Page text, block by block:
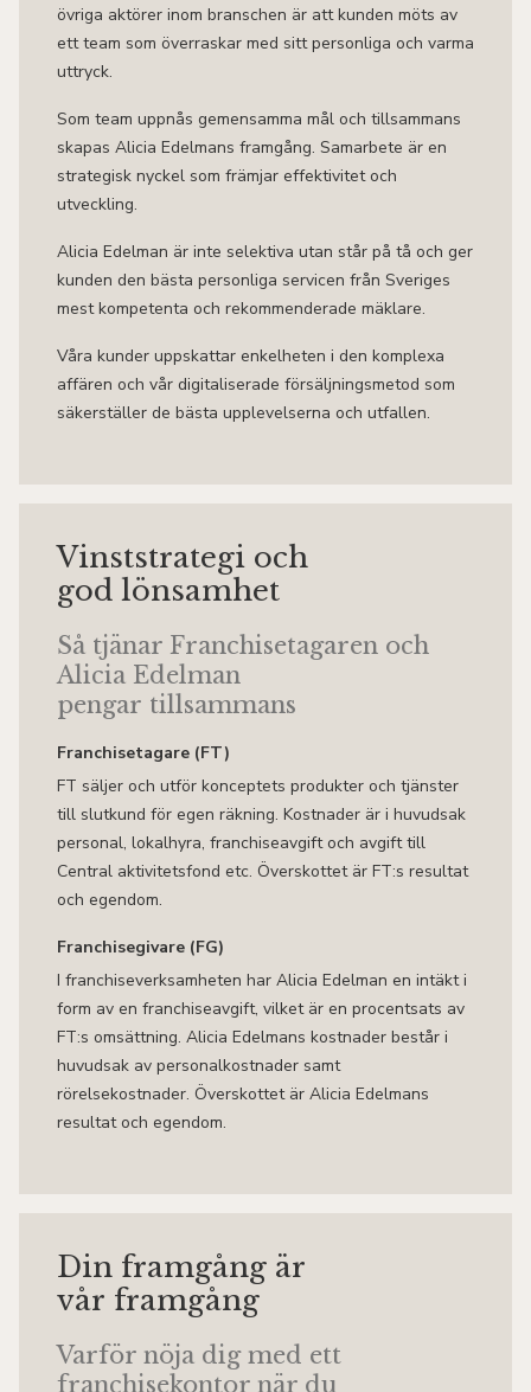
övriga aktörer inom branschen är att kunden möts av
ett team som överraskar med sitt personliga och varma
uttryck.
Som team uppnås gemensamma mål och tillsammans
skapas Alicia Edelmans framgång. Samarbete är en
strategisk nyckel som främjar effektivitet och
utveckling.
Alicia Edelman är inte selektiva utan står på tå och ger
kunden den bästa personliga servicen från Sveriges
mest kompetenta och rekommenderade mäklare.
Våra kunder uppskattar enkelheten i den komplexa
affären och vår digitaliserade försäljningsmetod som
säkerställer de bästa upplevelserna och utfallen.
Vinststrategi och
god lönsamhet
Så tjänar Franchisetagaren och
Alicia Edelman
pengar tillsammans
Franchisetagare (FT)
FT säljer och utför konceptets produkter och tjänster
till slutkund för egen räkning. Kostnader är i huvudsak
personal, lokalhyra, franchiseavgift och avgift till
Central aktivitetsfond etc. Överskottet är FT:s resultat
och egendom.
Franchisegivare (FG)
I franchiseverksamheten har Alicia Edelman en intäkt i
form av en franchiseavgift, vilket är en procentsats av
FT:s omsättning. Alicia Edelmans kostnader består i
huvudsak av personalkostnader samt
rörelsekostnader. Överskottet är Alicia Edelmans
resultat och egendom.
Din framgång är
vår framgång
Varför nöja dig med ett
franchisekontor när du